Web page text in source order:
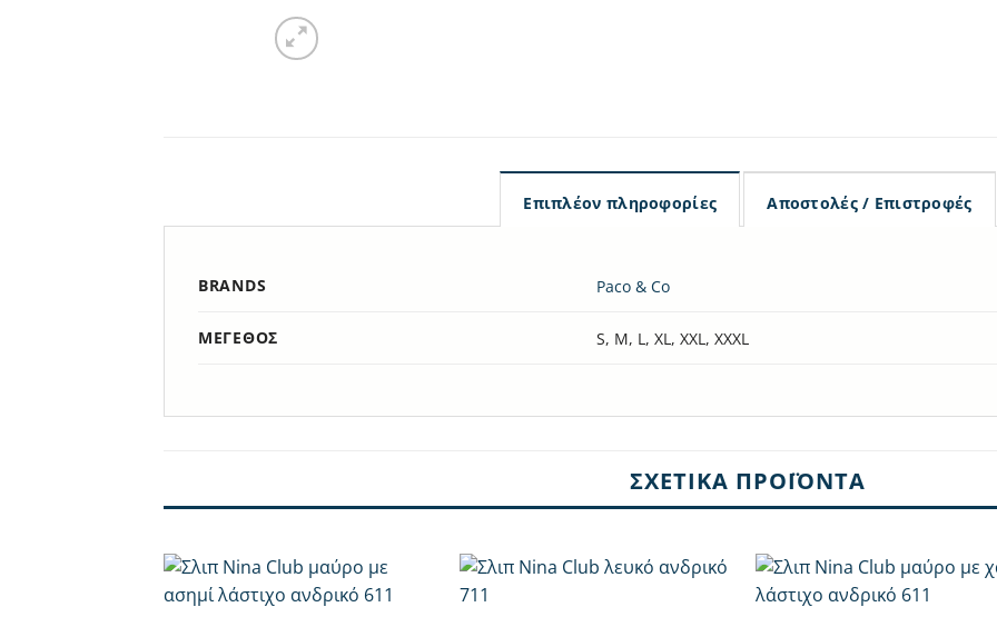
Επιπλέον πληροφορίες Αποστολές / Επιστροφές
BRANDS Paco & Co
ΜΈΓΕΘΟΣ S, M, L, XL, XXL, XXXL
ΣΧΕΤΙΚΆ ΠΡΟΪΌΝΤΑ